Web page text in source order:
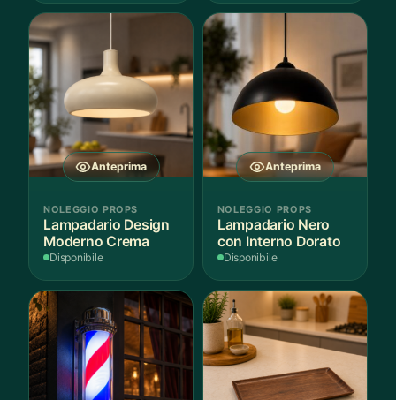
Anteprima
NOLEGGIO PROPS
Lampadario Design
Moderno Crema
Disponibile
Anteprima
NOLEGGIO PROPS
Lampadario Nero
con Interno Dorato
Disponibile